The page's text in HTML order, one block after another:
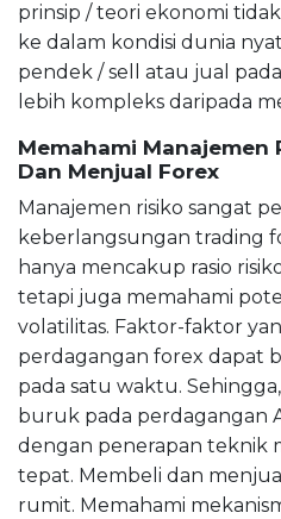
prinsip / teori ekonomi
ke dalam kondisi dunia
pendek / sell atau jual
lebih kompleks daripada
Memahami Manajemen
Dan Menjual Forex
Manajemen risiko sangat
keberlangsungan trading
hanya mencakup rasio
tetapi juga memahami
volatilitas. Faktor-faktor
perdagangan forex dapat
pada satu waktu.
buruk pada perdagangan
dengan penerapan teknik
tepat. Membeli dan
rumit. Memahami